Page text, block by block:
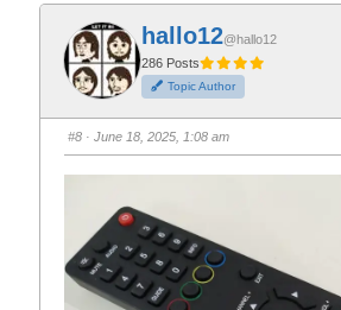
k
f
o
r
t
h
u
m
d
o
n
k
o
r
t
h
u
m
u
p
hallo12@hallo12
286 Posts
Topic Author
#8 · June 18, 2025, 1:08 am